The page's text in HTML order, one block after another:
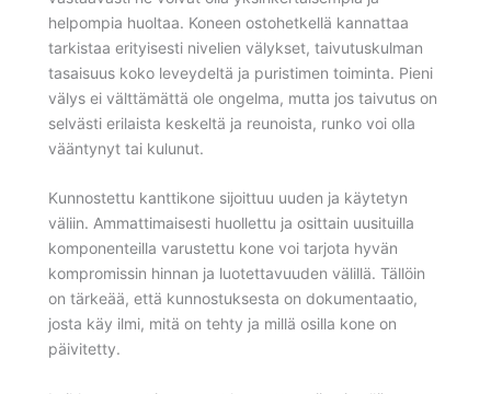
helpompia huoltaa. Koneen ostohetkellä kannattaa
tarkistaa erityisesti nivelien välykset, taivutuskulman
tasaisuus koko leveydeltä ja puristimen toiminta. Pieni
välys ei välttämättä ole ongelma, mutta jos taivutus on
selvästi erilaista keskeltä ja reunoista, runko voi olla
vääntynyt tai kulunut.
Kunnostettu kanttikone sijoittuu uuden ja käytetyn
väliin. Ammattimaisesti huollettu ja osittain uusituilla
komponenteilla varustettu kone voi tarjota hyvän
kompromissin hinnan ja luotettavuuden välillä. Tällöin
on tärkeää, että kunnostuksesta on dokumentaatio,
josta käy ilmi, mitä on tehty ja millä osilla kone on
päivitetty.